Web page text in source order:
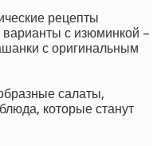
рецепты
варианты с изюминкой –
с оригинальным
салаты,
которые станут